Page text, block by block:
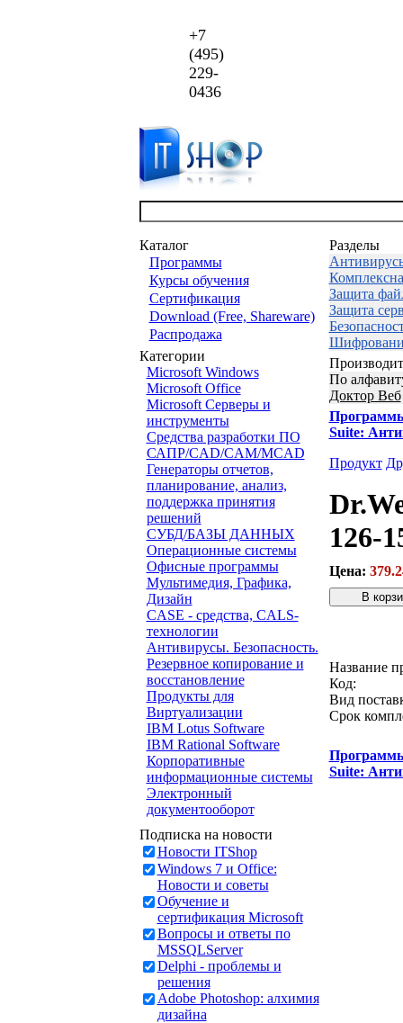
+7
(495)
229-
0436
Каталог
Программы
Курсы обучения
Сертификация
Download (Free, Shareware)
Распродажа
Категории
Microsoft Windows
Microsoft Office
Microsoft Серверы и
инструменты
Средства разработки ПО
САПР/CAD/CAM/MCAD
Генераторы отчетов,
планирование, анализ,
поддержка принятия
решений
СУБД/БАЗЫ ДАННЫХ
Операционные системы
Офисные программы
Мультимедия, Графика,
Дизайн
CASE - средства, CALS-
технологии
Антивирусы. Безопасность.
Резервное копирование и
восстановление
Продукты для
Виртуализации
IBM Lotus Software
IBM Rational Software
Корпоративные
информационные системы
Электронный
документооборот
Подписка на новости
Новости ITShop
Windows 7 и Office:
Новости и советы
Обучение и
сертификация Microsoft
Вопросы и ответы по
MSSQLServer
Delphi - проблемы и
решения
Adobe Photoshop: алхимия
дизайна
Разделы
Защита
Защита
По
Доктор Веб
Suite:
Продукт
126-
Цена:
Название
Код:
Вид
Срок
Suite: